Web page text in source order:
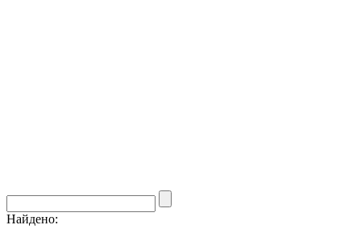
Найдено: